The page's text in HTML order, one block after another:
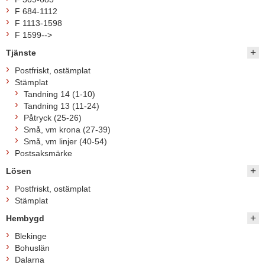
F 684-1112
F 1113-1598
F 1599-->
Tjänste
Postfriskt, ostämplat
Stämplat
Tandning 14 (1-10)
Tandning 13 (11-24)
Påtryck (25-26)
Små, vm krona (27-39)
Små, vm linjer (40-54)
Postsaksmärke
Lösen
Postfriskt, ostämplat
Stämplat
Hembygd
Blekinge
Bohuslän
Dalarna